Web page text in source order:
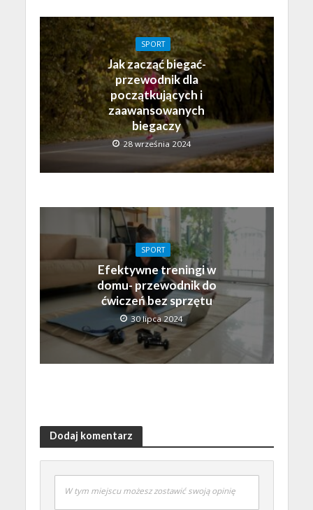
SPORT
Jak zacząć biegać-
przewodnik dla
początkujących i
zaawansowanych
biegaczy
28 września 2024
SPORT
Efektywne treningi w
domu- przewodnik do
ćwiczeń bez sprzętu
30 lipca 2024
Dodaj komentarz
W tym miejscu możesz zostawić swoją opinię